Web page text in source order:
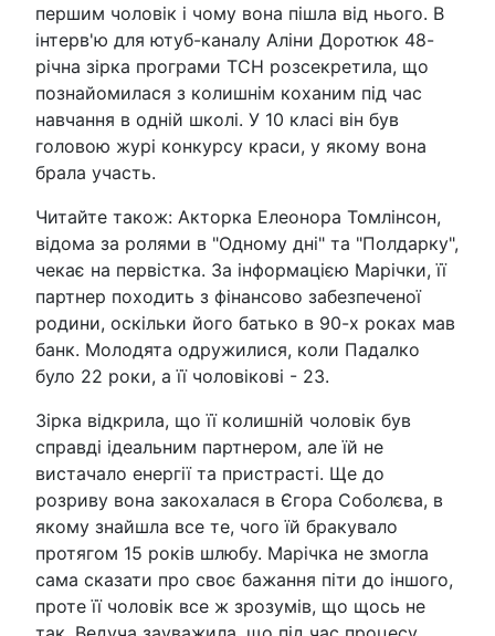
першим чоловік і чому вона пішла від нього. В
інтерв'ю для ютуб-каналу Аліни Доротюк 48-
річна зірка програми ТСН розсекретила, що
познайомилася з колишнім коханим під час
навчання в одній школі. У 10 класі він був
головою журі конкурсу краси, у якому вона
брала участь.
Читайте також: Акторка Елеонора Томлінсон,
відома за ролями в "Одному дні" та "Полдарку",
чекає на первістка. За інформацією Марічки, її
партнер походить з фінансово забезпеченої
родини, оскільки його батько в 90-х роках мав
банк. Молодята одружилися, коли Падалко
було 22 роки, а її чоловікові - 23.
Зірка відкрила, що її колишній чоловік був
справді ідеальним партнером, але їй не
вистачало енергії та пристрасті. Ще до
розриву вона закохалася в Єгора Соболєва, в
якому знайшла все те, чого їй бракувало
протягом 15 років шлюбу. Марічка не змогла
сама сказати про своє бажання піти до іншого,
проте її чоловік все ж зрозумів, що щось не